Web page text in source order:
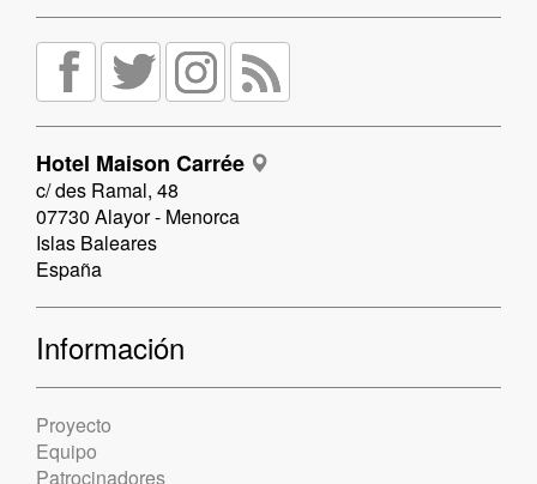
Hotel Maison Carrée
c/ des Ramal, 48
07730 Alayor - Menorca
Islas Baleares
España
Información
Proyecto
Equipo
Patrocinadores